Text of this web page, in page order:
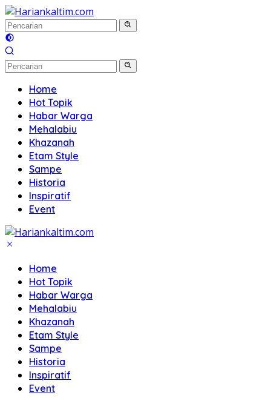
Langsung
ke
konten
Home
Hot Topik
Habar Warga
Mehalabiu
Khazanah
Etam Style
Sampe
Historia
Inspiratif
Event
Home
Hot Topik
Habar Warga
Mehalabiu
Khazanah
Etam Style
Sampe
Historia
Inspiratif
Event